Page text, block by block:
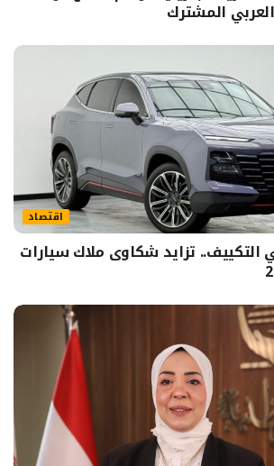
المشترك
اقتصاد
تزايد شكاوى ملاك سيارات